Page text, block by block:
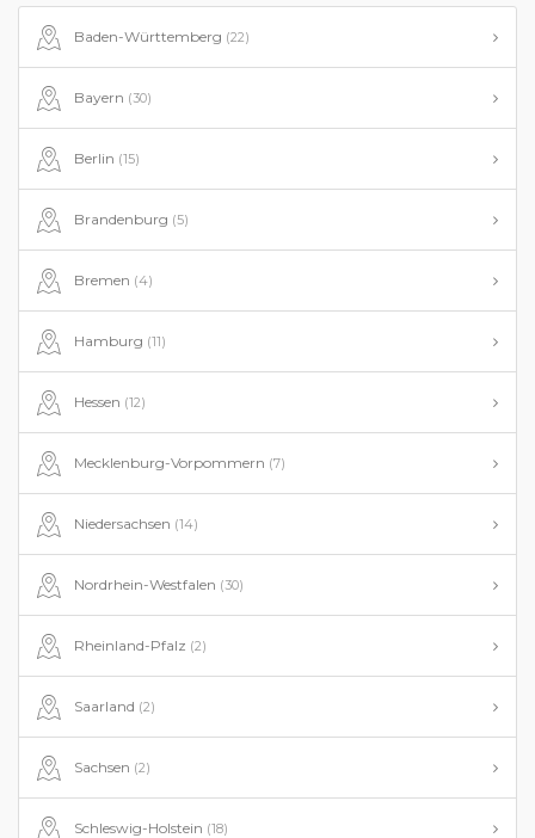
Baden-Württemberg (22)
Bayern (30)
Berlin (15)
Brandenburg (5)
Bremen (4)
Hamburg (11)
Hessen (12)
Mecklenburg-Vorpommern (7)
Niedersachsen (14)
Nordrhein-Westfalen (30)
Rheinland-Pfalz (2)
Saarland (2)
Sachsen (2)
Schleswig-Holstein (18)